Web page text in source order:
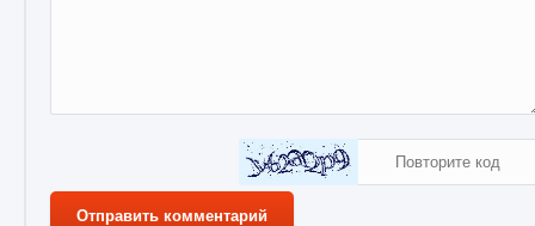
Отправить комментарий